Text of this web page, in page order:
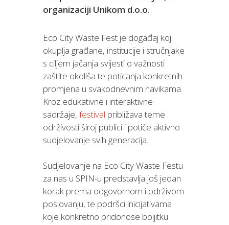
organizaciji Unikom d.o.o.
Eco City Waste Fest je događaj koji
okuplja građane, institucije i stručnjake
s ciljem jačanja svijesti o važnosti
zaštite okoliša te poticanja konkretnih
promjena u svakodnevnim navikama.
Kroz edukativne i interaktivne
sadržaje, festival približava teme
održivosti široj publici i potiče aktivno
sudjelovanje svih generacija.
Sudjelovanje na Eco City Waste Festu
za nas u SPIN-u predstavlja još jedan
korak prema odgovornom i održivom
poslovanju, te podršci inicijativama
koje konkretno pridonose boljitku